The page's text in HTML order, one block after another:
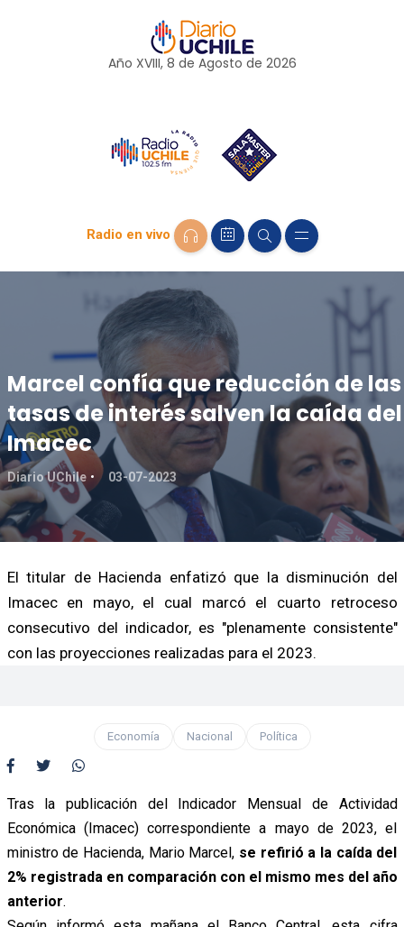
Año XVIII, 8 de Agosto de 2026
Radio en vivo
Marcel confía que reducción de las
tasas de interés salven la caída del
Imacec
Diario UChile 03-07-2023
El titular de Hacienda enfatizó que la disminución del
Imacec en mayo, el cual marcó el cuarto retroceso
consecutivo del indicador, es "plenamente consistente"
con las proyecciones realizadas para el 2023.
Economía Nacional Política
Tras la publicación del Indicador Mensual de Actividad
Económica (Imacec) correspondiente a mayo de 2023, el
ministro de Hacienda, Mario Marcel, se refirió a la caída del
2% registrada en comparación con el mismo mes del año
anterior.